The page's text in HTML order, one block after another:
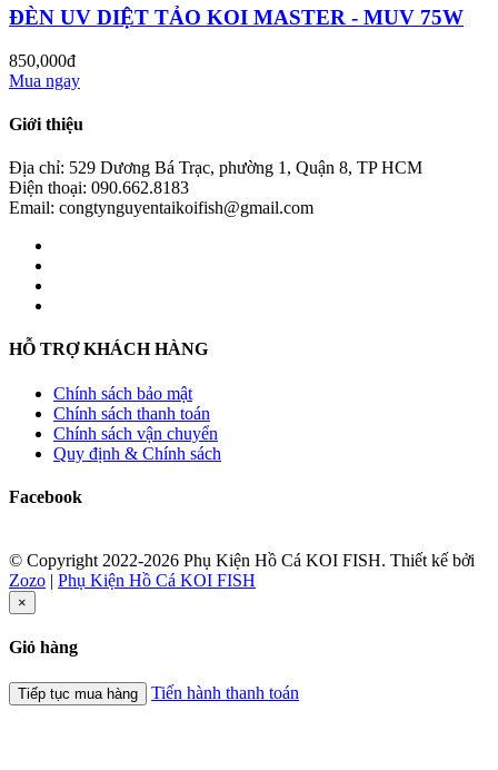
ĐÈN UV DIỆT TẢO KOI MASTER - MUV 75W
850,000đ
Mua ngay
Giới thiệu
Địa chỉ: 529 Dương Bá Trạc, phường 1, Quận 8, TP HCM
Điện thoại: 090.662.8183
Email: congtynguyentaikoifish@gmail.com
HỖ TRỢ KHÁCH HÀNG
Chính sách bảo mật
Chính sách thanh toán
Chính sách vận chuyển
Quy định & Chính sách
Facebook
© Copyright 2022-2026 Phụ Kiện Hồ Cá KOI FISH. Thiết kế bởi
Zozo | Phụ Kiện Hồ Cá KOI FISH
×
Giỏ hàng
Tiếp tục mua hàng Tiến hành thanh toán